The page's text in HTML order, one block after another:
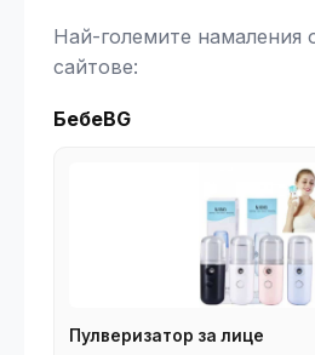
Най-големите намаления
сайтове:
БебеBG
Пулверизатор за лице